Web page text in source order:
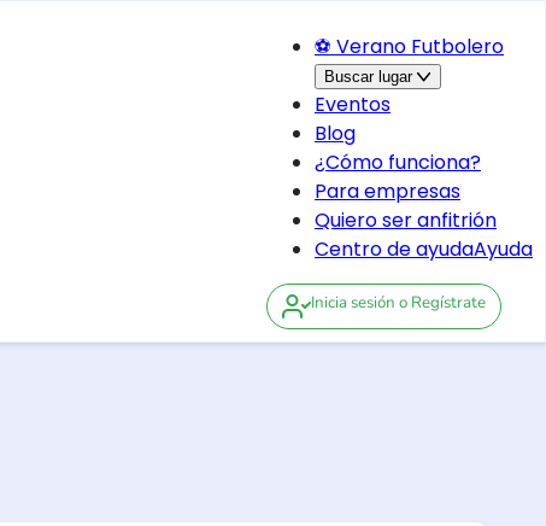
⚽ Verano Futbolero
Buscar lugar
Eventos
Blog
¿Cómo funciona?
Para empresas
Quiero ser anfitrión
Centro de ayudaAyuda
Inicia sesión o Regístrate